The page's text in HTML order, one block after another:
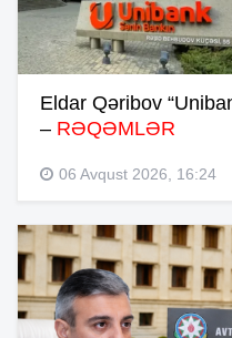
Eldar Qəribov
– RƏQƏMLƏR
06 Avqust 2026, 16:24